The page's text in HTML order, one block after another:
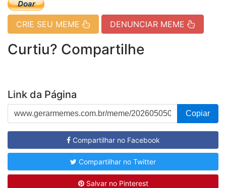
CRIE SEU MEME DENUNCIAR MEME
Curtiu? Compartilhe
Link da Página
Copiar
Compartilhar no Facebook
Compartilhar no Twitter
Salvar no Pinterest